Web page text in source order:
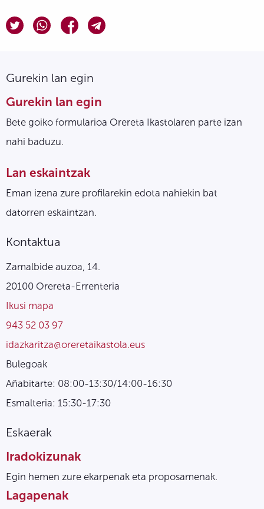
Gurekin lan egin
Gurekin lan egin
Bete goiko formularioa Orereta Ikastolaren parte izan
nahi baduzu.
Lan eskaintzak
Eman izena zure profilarekin edota nahiekin bat
datorren eskaintzan.
Kontaktua
Zamalbide auzoa, 14.
20100 Orereta-Errenteria
Ikusi mapa
943 52 03 97
idazkaritza@oreretaikastola.eus
Bulegoak
Añabitarte: 08:00-13:30/14:00-16:30
Esmalteria: 15:30-17:30
Eskaerak
Iradokizunak
Egin hemen zure ekarpenak eta proposamenak.
Lagapenak